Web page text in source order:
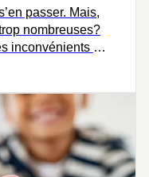
passer. Mais,
nombreuses?
inconvénients de